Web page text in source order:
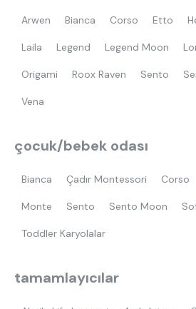
Arwen Bianca Corso Etto
Laila Legend Legend Moon
Origami Roox Raven Sento
Vena
çocuk/bebek odası
Bianca Çadır Montessori Corso
Monte Sento Sento Moon
Toddler Karyolalar
tamamlayıcılar